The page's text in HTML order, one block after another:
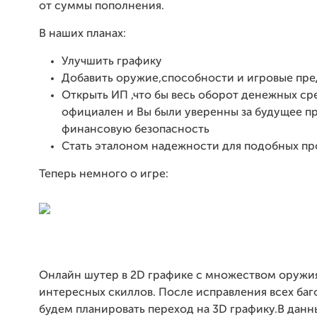
от суммы пополнения.
В наших планах:
Улучшить графику
Добавить оружие,способности и игровые
Открыть ИП ,что бы весь оборот денежных
официален и Вы были уверенны за будущее
финансовую безопасность
Стать эталоном надежности для подобных
Теперь немного о игре:
Онлайн шутер в 2D графике с множеством
интересных скиллов. После исправления всех
будем планировать переход на 3D графику.В